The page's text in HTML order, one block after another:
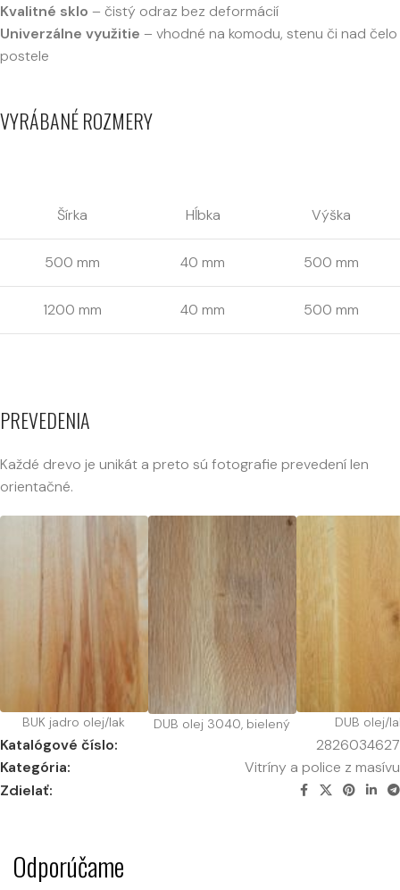
Kvalitné sklo – čistý odraz bez deformácií
Univerzálne využitie – vhodné na komodu, stenu či nad čelo
postele
VYRÁBANÉ ROZMERY
Šírka Hĺbka Výška
500 mm 40 mm 500 mm
1200 mm 40 mm 500 mm
PREVEDENIA
Každé drevo je unikát a preto sú fotografie prevedení len
orientačné.
BUK jadro olej/lak DUB olej 3040, bielený DUB olej/
Katalógové číslo:
2826034627
Kategória:
Vitríny a police z masívu
Zdielať:
Odporúčame